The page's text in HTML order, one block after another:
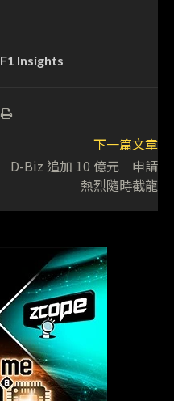
F1 Insights
下一篇文章
D-Biz 追加 10 億元 申請
熱烈隨時截龍